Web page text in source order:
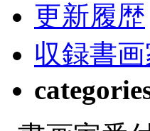
更新履歴
収録書